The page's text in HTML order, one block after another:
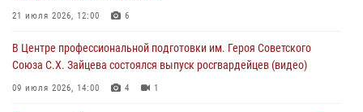
Московские росгвардейцы обеспечили безопасность проведения
05 августа 2026, 12:35
Делегация МВД Республики Беларусь ознакомилась с передовыми
21 июля 2026, 12:00 6
В Центре профессиональной подготовки им. Героя Советского
Союза С.Х. Зайцева состоялся выпуск росгвардейцев (видео)
09 июля 2026, 14:00 4 1